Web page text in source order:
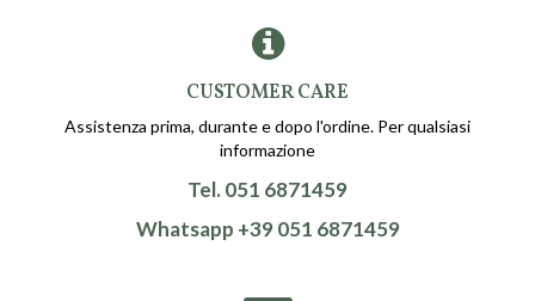
CUSTOMER CARE
Assistenza prima, durante e dopo l'ordine. Per qualsiasi
informazione
Tel. 051 6871459
Whatsapp +39 051 6871459